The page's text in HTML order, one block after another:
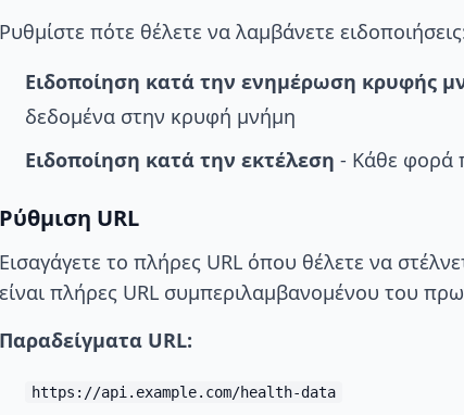
Ρυθμίστε πότε θέλετε να λαμβάνετε
Ειδοποίηση κατά την ενημέρωση κρυφής
δεδομένα στην κρυφή μνήμη
Ειδοποίηση κατά την εκτέλεση - Κάθε φορά
Ρύθμιση URL
Εισαγάγετε το πλήρες URL όπου θέλετε να
είναι πλήρες URL συμπεριλαμβανομένου του
Παραδείγματα URL:
https://api.example.com/health-data